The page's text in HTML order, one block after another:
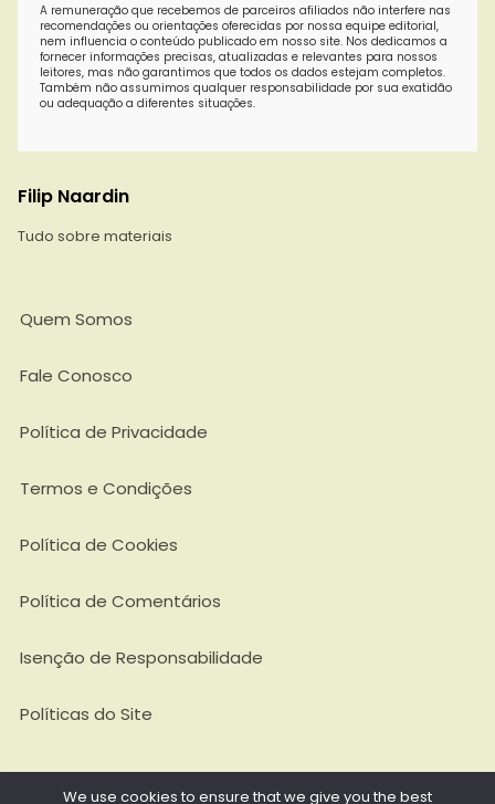
A remuneração que recebemos de parceiros afiliados não interfere nas
recomendações ou orientações oferecidas por nossa equipe editorial,
nem influencia o conteúdo publicado em nosso site. Nos dedicamos a
fornecer informações precisas, atualizadas e relevantes para nossos
leitores, mas não garantimos que todos os dados estejam completos.
Também não assumimos qualquer responsabilidade por sua exatidão
ou adequação a diferentes situações.
Filip Naardin
Tudo sobre materiais
Quem Somos
Fale Conosco
Política de Privacidade
Termos e Condições
Política de Cookies
Política de Comentários
Isenção de Responsabilidade
Políticas do Site
We use cookies to ensure that we give you the best